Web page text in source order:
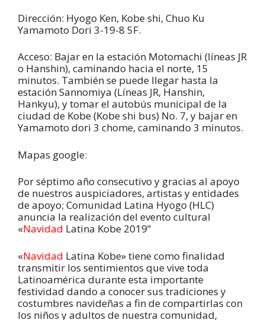
Dirección: Hyogo Ken, Kobe shi, Chuo Ku
Yamamoto Dori 3-19-8 5F.
Acceso: Bajar en la estación Motomachi (líneas JR
o Hanshin), caminando hacia el norte, 15
minutos. También se puede llegar hasta la
estación Sannomiya (Líneas JR, Hanshin,
Hankyu), y tomar el autobús municipal de la
ciudad de Kobe (Kobe shi bus) No. 7, y bajar en
Yamamoto dori 3 chome, caminando 3 minutos.
Mapas google:
Por séptimo año consecutivo y gracias al apoyo
de nuestros auspiciadores, artistas y entidades
de apoyo; Comunidad Latina Hyogo (HLC)
anuncia la realización del evento cultural
«Navidad Latina Kobe 2019”
«Navidad Latina Kobe» tiene como finalidad
transmitir los sentimientos que vive toda
Latinoamérica durante esta importante
festividad dando a conocer sus tradiciones y
costumbres navideñas a fin de compartirlas con
los niños y adultos de nuestra comunidad,